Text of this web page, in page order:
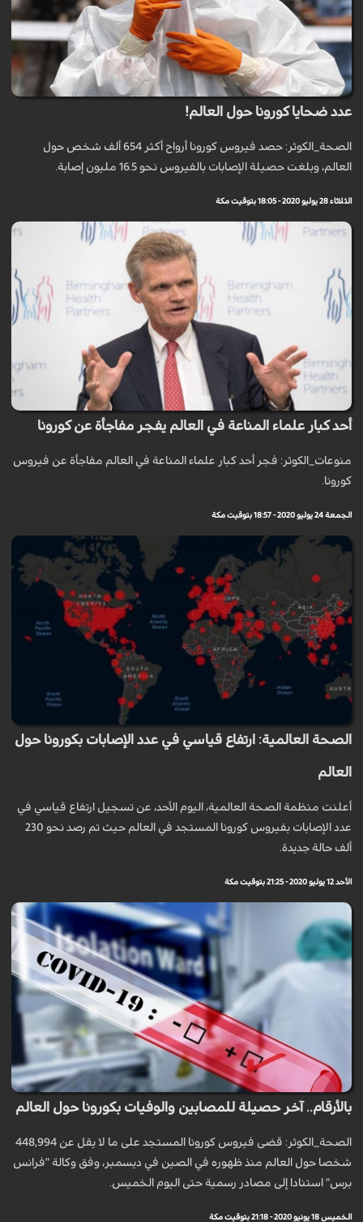
عدد ضحايا كورونا حول العالم!
الصحة_الكوثر: حصد فيروس كورونا أرواح أكثر 654 ألف شخص حول
العالم، وبلغت حصيلة الإصابات بالفيروس نحو 16.5 مليون إصابة.
الثلاثاء 28 يوليو 2020 - 18:05 بتوقيت مكة
أحد كبار علماء المناعة في العالم يفجر مفاجأة عن كورونا
منوعات_الكوثر: فجر أحد كبار علماء المناعة في العالم مفاجأة عن فيروس
كورونا.
الجمعة 24 يوليو 2020 - 18:57 بتوقيت مكة
الصحة العالمية: ارتفاع قياسي في عدد الإصابات بكورونا حول
العالم
أعلنت منظمة الصحة العالمية، اليوم الأحد، عن تسجيل ارتفاع قياسي في
عدد الإصابات بفيروس كورونا المستجد في العالم حيث تم رصد نحو 230
ألف حالة جديدة.
الأحد 12 يوليو 2020 - 21:25 بتوقيت مكة
بالأرقام.. آخر حصيلة للمصابين والوفيات بكورونا حول العالم
الصحة_الكوثر: قضى فيروس كورونا المستجد على ما لا يقل عن 448,994
شخصا حول العالم منذ ظهوره في الصين في ديسمبر، وفق وكالة "فرانس
برس" استنادا إلى مصادر رسمية حتى اليوم الخميس.
الخميس 18 يونيو 2020 - 21:18 بتوقيت مكة